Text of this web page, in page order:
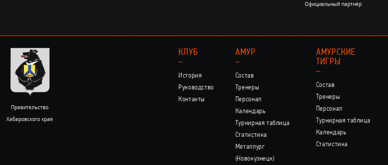
Официальный партнёр
Правительство
Хабаровского края
КЛУБ
–
История
Руководство
Контакты
АМУР
–
Состав
Тренеры
Персонал
Календарь
Турнирная таблица
Статистика
Металлург
(Новокузнецк)
АМУРСКИЕ
ТИГРЫ
–
Состав
Тренеры
Персонал
Турнирная таблица
Календарь
Статистика